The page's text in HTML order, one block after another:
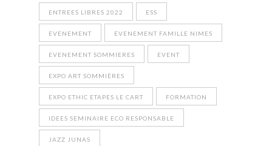
ENTREES LIBRES 2022 ESS
EVENEMENT EVENEMENT FAMILLE NIMES
EVENEMENT SOMMIERES EVENT
EXPO ART SOMMIÈRES
EXPO ETHIC ETAPES LE CART FORMATION
IDEES SEMINAIRE ECO RESPONSABLE
JAZZ JUNAS